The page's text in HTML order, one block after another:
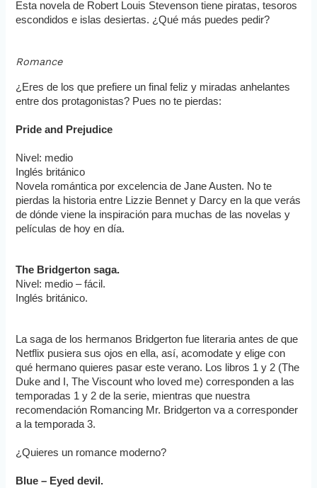
Esta novela de Robert Louis Stevenson tiene piratas, tesoros
escondidos e islas desiertas. ¿Qué más puedes pedir?
Romance
¿Eres de los que prefiere un final feliz y miradas anhelantes
entre dos protagonistas? Pues no te pierdas:
Pride and Prejudice
Nivel: medio
Inglés británico
Novela romántica por excelencia de Jane Austen. No te
pierdas la historia entre Lizzie Bennet y Darcy en la que verás
de dónde viene la inspiración para muchas de las novelas y
películas de hoy en día.
The Bridgerton saga.
Nivel: medio – fácil.
Inglés británico.
La saga de los hermanos Bridgerton fue literaria antes de que
Netflix pusiera sus ojos en ella, así, acomodate y elige con
qué hermano quieres pasar este verano. Los libros 1 y 2 (The
Duke and I, The Viscount who loved me) corresponden a las
temporadas 1 y 2 de la serie, mientras que nuestra
recomendación Romancing Mr. Bridgerton va a corresponder
a la temporada 3.
¿Quieres un romance moderno?
Blue – Eyed devil.